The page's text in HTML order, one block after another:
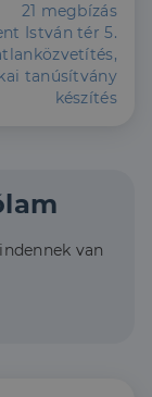
21 megbízás
István tér 5.
tanúsítvány
készítés
van